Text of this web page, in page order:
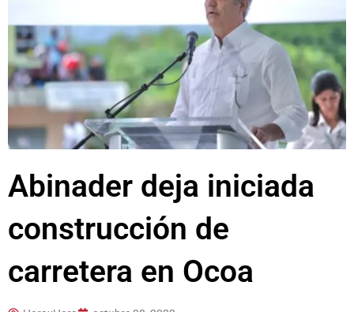
Abinader deja iniciada
construcción de
carretera en Ocoa